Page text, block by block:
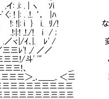
. | ヽ ｿi
.!. ‘， |ﾊ
i. ﾘ/! なので英国魔法
./ .!:|:! ,!./! i / ;
ﾚ' / 変身する者とそ
,/ ／／
' '" これを破り未登録
三三三!、 _,.
三三＞_､＿＿,. ＜三 現在
三三三三三三三三
三三三三三三三三